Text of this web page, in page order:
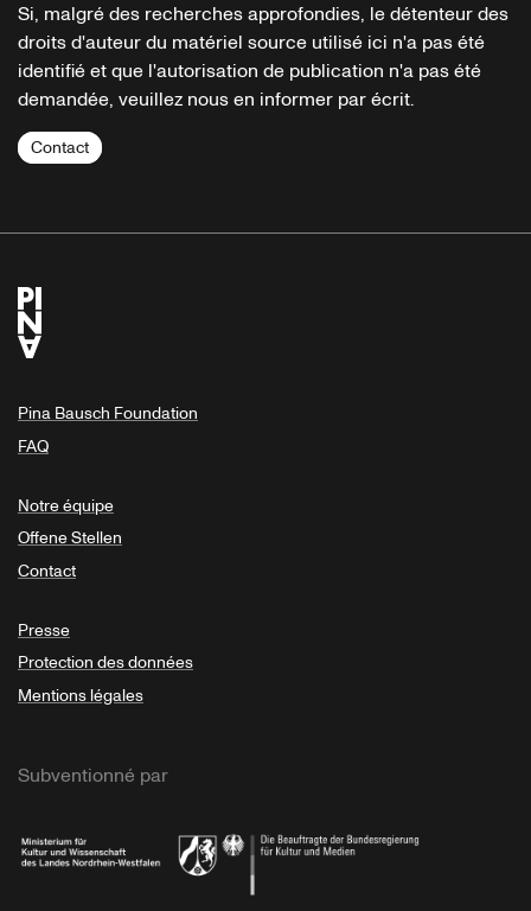
Si, malgré des recherches approfondies, le détenteur des
droits d'auteur du matériel source utilisé ici n'a pas été
identifié et que l'autorisation de publication n'a pas été
demandée, veuillez nous en informer par écrit.
Contact
Pina Bausch Foundation
FAQ
Notre équipe
Offene Stellen
Contact
Presse
Protection des données
Mentions légales
Subventionné par